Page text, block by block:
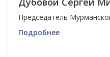
Председатель
Подробнее